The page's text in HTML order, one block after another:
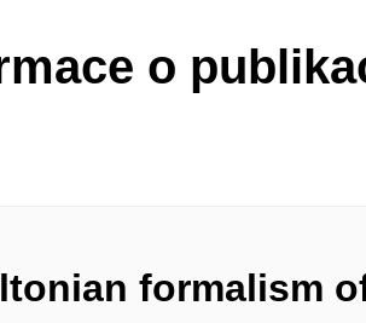
o
formalism